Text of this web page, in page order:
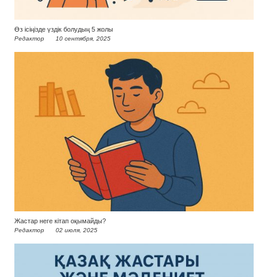
Өз ісіңізде үздік болудың 5 жолы
Редактор 10 сентября, 2025
Жастар неге кітап оқымайды?
Редактор 02 июля, 2025